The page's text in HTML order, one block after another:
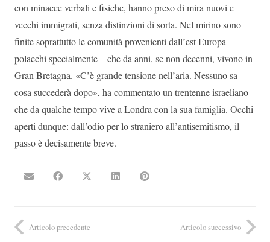
con minacce verbali e fisiche, hanno preso di mira nuovi e
vecchi immigrati, senza distinzioni di sorta. Nel mirino sono
finite soprattutto le comunità provenienti dall’est Europa-
polacchi specialmente – che da anni, se non decenni, vivono in
Gran Bretagna. «C’è grande tensione nell’aria. Nessuno sa
cosa succederà dopo», ha commentato un trentenne israeliano
che da qualche tempo vive a Londra con la sua famiglia. Occhi
aperti dunque: dall’odio per lo straniero all’antisemitismo, il
passo è decisamente breve.
Articolo precedente Articolo successivo